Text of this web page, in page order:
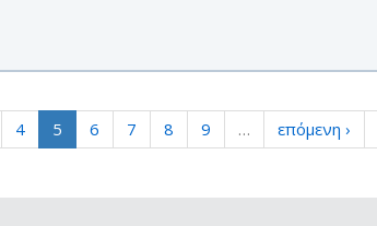
4 5 6 7 8 9 … επόμενη ›